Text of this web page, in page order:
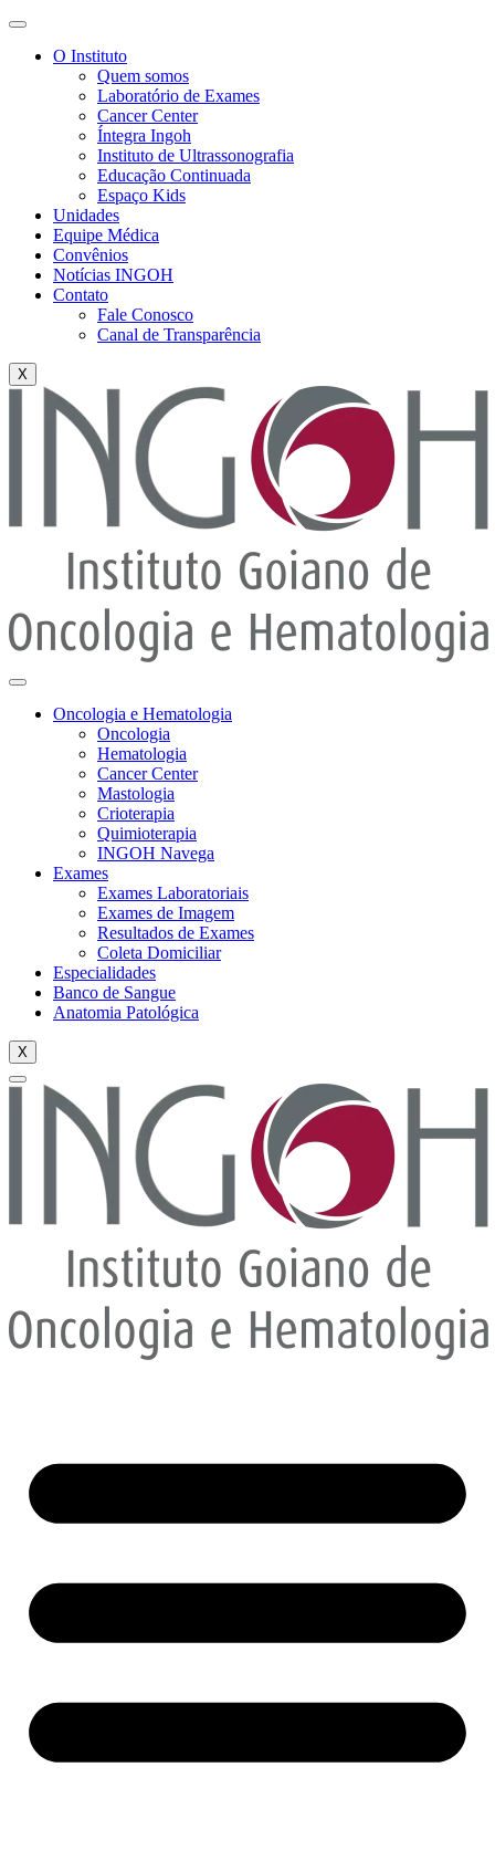
O Instituto
Quem somos
Laboratório de Exames
Cancer Center
Íntegra Ingoh
Instituto de Ultrassonografia
Educação Continuada
Espaço Kids
Unidades
Equipe Médica
Convênios
Notícias INGOH
Contato
Fale Conosco
Canal de Transparência
X
Oncologia e Hematologia
Oncologia
Hematologia
Cancer Center
Mastologia
Crioterapia
Quimioterapia
INGOH Navega
Exames
Exames Laboratoriais
Exames de Imagem
Resultados de Exames
Coleta Domiciliar
Especialidades
Banco de Sangue
Anatomia Patológica
X